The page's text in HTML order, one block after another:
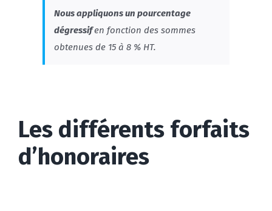
Nous appliquons un pourcentage
dégressifen fonction des sommes
obtenues de 15 à 8 % HT.
Les différents forfaits
d’honoraires